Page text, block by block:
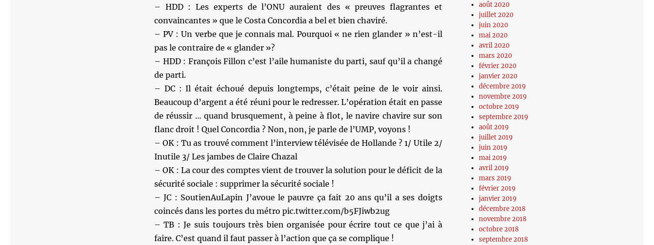
– HDD : Les experts de l’ONU auraient des « preuves flagrantes et
convaincantes » que le Costa Concordia a bel et bien chaviré.
– PV : Un verbe que je connais mal. Pourquoi « ne rien glander » n’est-il
pas le contraire de « glander »?
– HDD : François Fillon c’est l’aile humaniste du parti, sauf qu’il a changé
de parti.
– DC : Il était échoué depuis longtemps, c’était peine de le voir ainsi.
Beaucoup d’argent a été réuni pour le redresser. L’opération était en passe
de réussir … quand brusquement, à peine à flot, le navire chavire sur son
flanc droit ! Quel Concordia ? Non, non, je parle de l’UMP, voyons !
– OK : Tu as trouvé comment l’interview télévisée de Hollande ? 1/ Utile 2/
Inutile 3/ Les jambes de Claire Chazal
– OK : La cour des comptes vient de trouver la solution pour le déficit de la
sécurité sociale : supprimer la sécurité sociale !
– JC : SoutienAuLapin J’avoue le pauvre ça fait 20 ans qu’il a ses doigts
coincés dans les portes du métro pic.twitter.com/b5FJiwb2ug
– TB : Je suis toujours très bien organisée pour écrire tout ce que j’ai à
faire. C’est quand il faut passer à l’action que ça se complique !
août 2020
juillet 2020
juin 2020
mai 2020
avril 2020
mars 2020
février 2020
janvier 2020
décembre 2019
novembre 2019
octobre 2019
septembre 2019
août 2019
juillet 2019
juin 2019
mai 2019
avril 2019
mars 2019
février 2019
janvier 2019
décembre 2018
novembre 2018
octobre 2018
septembre 2018